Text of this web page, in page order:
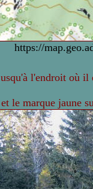
https://
l'endroit où
le marque jaune